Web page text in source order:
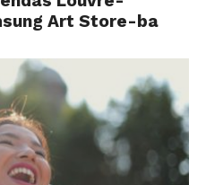
Art Store-ba